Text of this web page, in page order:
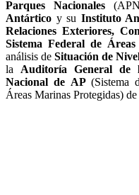
Parques Nacionales
Antártico y su Instituto
Relaciones Exteriores,
Sistema Federal de Áreas
análisis de Situación de
la Auditoría General de
Nacional de AP (Sistema
Áreas Marinas Protegidas)